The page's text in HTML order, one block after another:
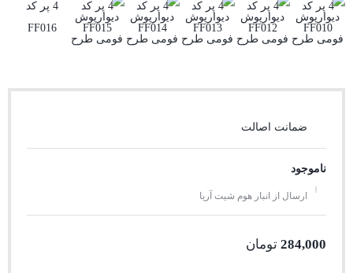
ضمانت اصالت
ناموجود
ارسال از انبار هوم شیت آریا
284,000 تومان